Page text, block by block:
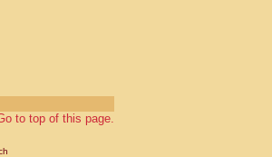
to top of this page.